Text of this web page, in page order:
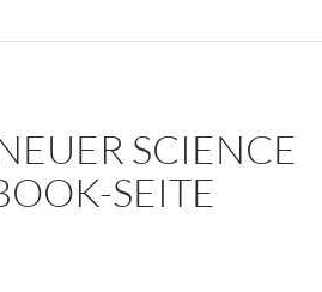
SCIENCE
SEITE